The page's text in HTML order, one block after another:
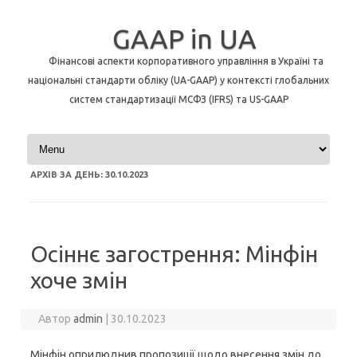
GAAP in UA
Фінансові аспекти корпоративного управління в Україні та
національні стандарти обліку (UA-GAAP) у контексті глобальних
систем стандартизації МСФЗ (IFRS) та US-GAAP
Перейти до контенту
АРХІВ ЗА ДЕНЬ: 30.10.2023
Осіннє загострення: Мінфін
хоче змін
Авторadmin 30.10.2023